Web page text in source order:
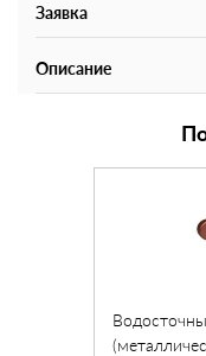
Заявка
Описание